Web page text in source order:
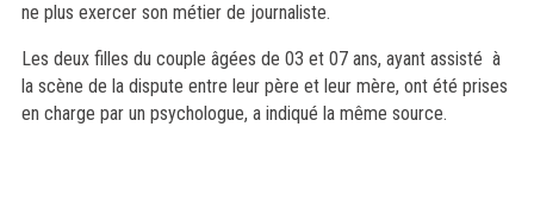
ne plus exercer son métier de journaliste.
Les deux filles du couple âgées de 03 et 07 ans, ayant assisté à
la scène de la dispute entre leur père et leur mère, ont été prises
en charge par un psychologue, a indiqué la même source.